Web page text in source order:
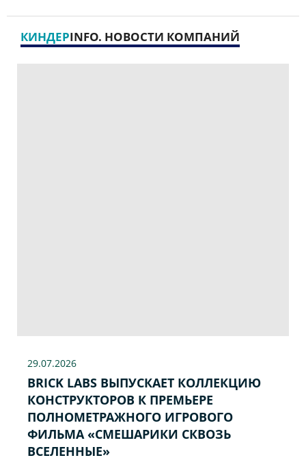
КИНДЕРINFO. НОВОСТИ КОМПАНИЙ
29.07.2026
BRICK LABS ВЫПУСКАЕТ КОЛЛЕКЦИЮ
КОНСТРУКТОРОВ К ПРЕМЬЕРЕ
ПОЛНОМЕТРАЖНОГО ИГРОВОГО
ФИЛЬМА «CМЕШАРИКИ СКВОЗЬ
ВСЕЛЕННЫЕ»